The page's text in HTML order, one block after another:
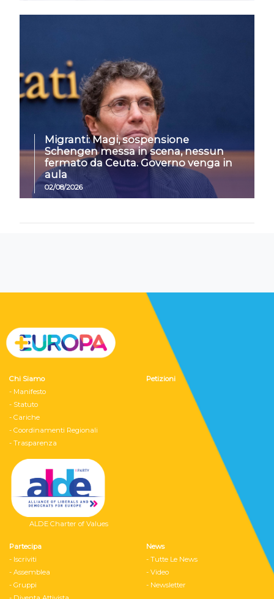
Migranti: Magi, sospensione
Schengen messa in scena, nessun
fermato da Ceuta. Governo venga in
aula
02/08/2026
Chi Siamo
- Manifesto
- Statuto
- Cariche
- Coordinamenti Regionali
- Trasparenza
ALDE Charter of Values
Petizioni
Partecipa
- Iscriviti
- Assemblea
- Gruppi
News
- Tutte Le News
- Video
- Newsletter